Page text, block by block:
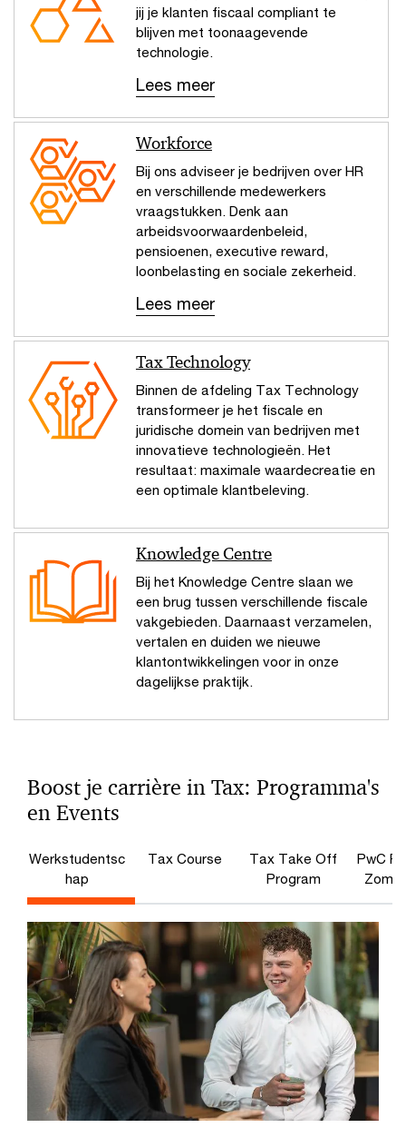
jij je klanten fiscaal compliant te
blijven met toonaagevende
technologie.
Lees meer
Workforce
Bij ons adviseer je bedrijven over HR
en verschillende medewerkers
vraagstukken. Denk aan
arbeidsvoorwaardenbeleid,
pensioenen, executive reward,
loonbelasting en sociale zekerheid.
Lees meer
Tax Technology
Binnen de afdeling Tax Technology
transformeer je het fiscale en
juridische domein van bedrijven met
innovatieve technologieën. Het
resultaat: maximale waardecreatie en
een optimale klantbeleving.
Knowledge Centre
Bij het Knowledge Centre slaan we
een brug tussen verschillende fiscale
vakgebieden. Daarnaast verzamelen,
vertalen en duiden we nieuwe
klantontwikkelingen voor in onze
dagelijkse praktijk.
Boost je carrière in Tax: Programma's
en Events
Werkstudentsc
hap
Tax Course
Tax Take Off
Program
PwC